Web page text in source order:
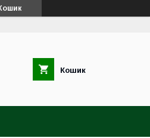
Кошик